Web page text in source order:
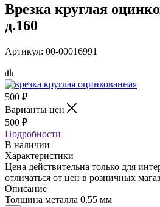
Врезка круглая
д.160
Артикул: 00-00016991
500 ₽
Варианты цен
500 ₽
Подробности
В наличии
Характеристики
Цена действительна только для
отличаться от цен в розничных
Описание
Толщина металла 0,55 мм